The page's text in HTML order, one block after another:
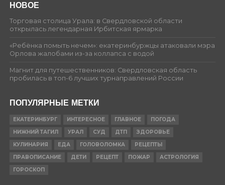
НОВОЕ
Торговая столица Урала: в Свердловской области
открылась легендарная Ирбитская ярмарка
«Ребёнка помыть нечем»: екатеринбуржцы атаковали мэра
Орлова жалобами из-за коллапса с водой
Магнит для путешественников: Свердловская область
пробилась в топ-6 лучших турнаправлений России
ПОПУЛЯРНЫЕ МЕТКИ
ЕКАТЕРИНБУРГ ИНТЕРЕСНОЕ ГЛАВНОЕ
ПОГОДА
НИЖНИЙ ТАГИЛ
УРАЛ СУД ДТП
ЗДОРОВЬЕ
КУЛИНАРИЯ
ЕДА ГОЛОВОЛОМКА
РЕЦЕПТЫ
ПРАВОПИСАНИЕ
ДЕТИ РЕЦЕПТ ПОЖАР
АСТРОЛОГИЯ
ГОРОСКОП